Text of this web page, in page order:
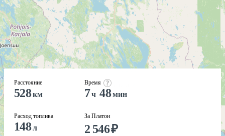
Расстояние
528км
Расход топлива
148л
Время
7ч 48мин
За Платон
2 546₽